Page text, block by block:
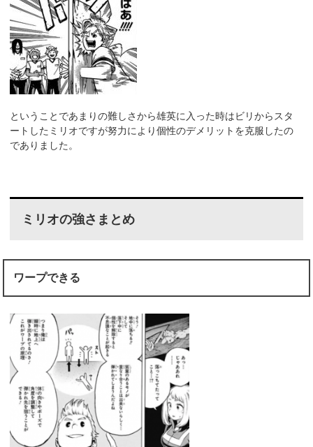
ということであまりの難しさから雄英に入った時はビリからスタ
ートしたミリオですが努力により個性のデメリットを克服したの
でありました。
ミリオの強さまとめ
ワープできる